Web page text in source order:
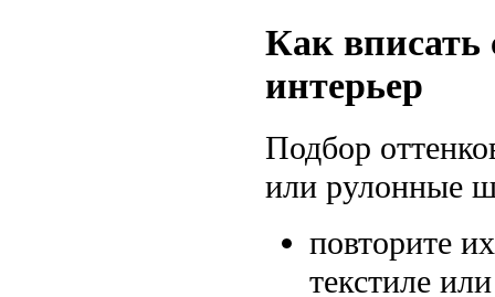
Как вписать
интерьер
Подбор
или рулонные
повторите
текстиле